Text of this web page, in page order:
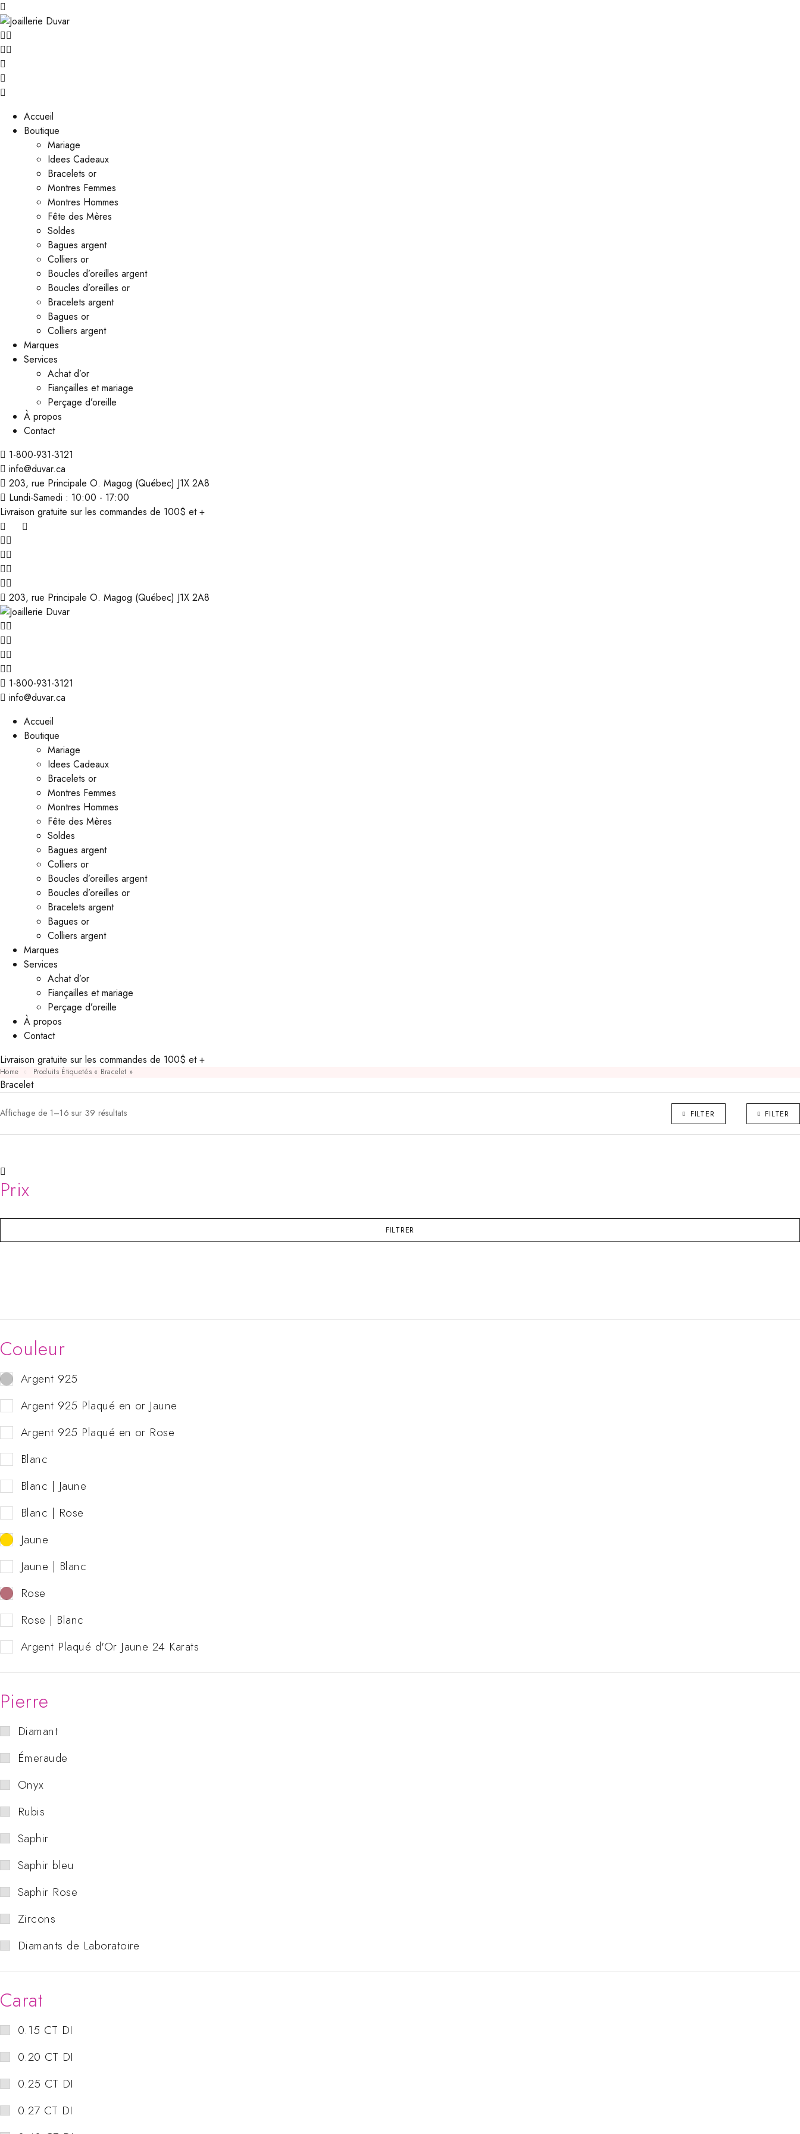
Accueil
Boutique
Mariage
Idees Cadeaux
Bracelets or
Montres Femmes
Montres Hommes
Fête des Mères
Soldes
Bagues argent
Colliers or
Boucles d’oreilles argent
Boucles d’oreilles or
Bracelets argent
Bagues or
Colliers argent
Marques
Services
Achat d’or
Fiançailles et mariage
Perçage d’oreille
À propos
Contact
1-800-931-3121
info@duvar.ca
203, rue Principale O. Magog (Québec) J1X 2A8
Lundi-Samedi : 10:00 - 17:00
Livraison gratuite sur les commandes de 100$ et +
203, rue Principale O. Magog (Québec) J1X 2A8
1-800-931-3121
info@duvar.ca
Accueil
Boutique
Mariage
Idees Cadeaux
Bracelets or
Montres Femmes
Montres Hommes
Fête des Mères
Soldes
Bagues argent
Colliers or
Boucles d’oreilles argent
Boucles d’oreilles or
Bracelets argent
Bagues or
Colliers argent
Marques
Services
Achat d’or
Fiançailles et mariage
Perçage d’oreille
À propos
Contact
Livraison gratuite sur les commandes de 100$ et +
Home Produits Étiquetés « Bracelet »
Bracelet
Affichage de 1–16 sur 39 résultats FILTER FILTER
Prix
FILTRER
Couleur
Argent 925
Argent 925 Plaqué en or Jaune
Argent 925 Plaqué en or Rose
Blanc
Blanc | Jaune
Blanc | Rose
Jaune
Jaune | Blanc
Rose
Rose | Blanc
Argent Plaqué d'Or Jaune 24 Karats
Pierre
Diamant
Émeraude
Onyx
Rubis
Saphir
Saphir bleu
Saphir Rose
Zircons
Diamants de Laboratoire
Carat
0.15 CT DI
0.20 CT DI
0.25 CT DI
0.27 CT DI